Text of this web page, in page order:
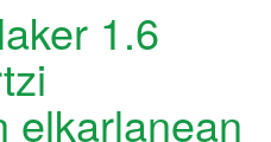
1.6
elkarlanean